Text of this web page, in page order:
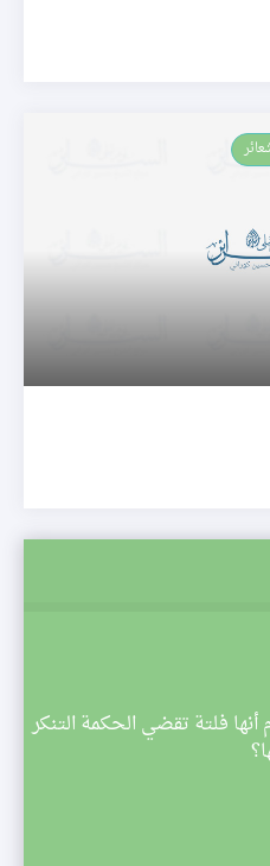
فلتة تقضي الحكمة التنكر